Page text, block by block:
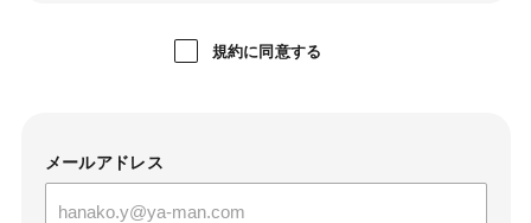
試供品・カタログ・DM・情報誌・ご案内等の発送のため
当社のサービスのご案内、サポート情報の提供のため
サービス利用状況に応じた広告表示のため
成果確認のため
規約に同意する
メールアドレス